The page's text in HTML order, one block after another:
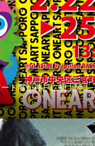
ト展が神戸に初上陸！